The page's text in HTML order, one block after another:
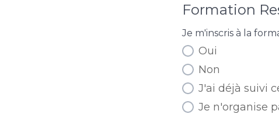
Formation
Je m'inscris à la
Oui
Non
J'ai déjà suivi
Je n'organise